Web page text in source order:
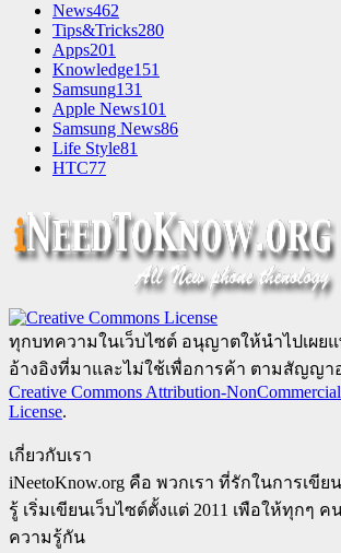
News462
Tips&Tricks280
Apps201
Knowledge151
Samsung131
Apple News101
Samsung News86
Life Style81
HTC77
ทุกบทความในเว็บไซต์ อนุญาตให้นำไปเผย
อ้างอิงที่มาและไม่ใช้เพื่อการค้า ตามสัญญ
Creative Commons Attribution-
License.
เกี่ยวกับเรา
iNeetoKnow.org คือ พวกเรา ที่รักในการเขี
รู้ เริ่มเขียนเว็บไซต์ตั้งแต่ 2011 เพือให้ทุกๆ
ความรู้กัน